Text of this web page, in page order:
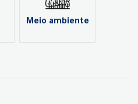
Meio ambiente